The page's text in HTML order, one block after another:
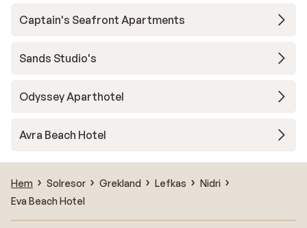
Captain's Seafront Apartments
Sands Studio's
Odyssey Aparthotel
Avra Beach Hotel
Hem Solresor Grekland Lefkas
Nidri
Eva Beach Hotel